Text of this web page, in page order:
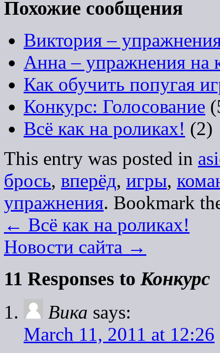
Похожие сообщения
Виктория –
Анна – упражнения на
Как обучить попугая
Конкурс: Голосование
Всё как на роликах! (2)
This entry was posted in
брось, вперёд, игры,
упражнения. Bookmark
← Всё как на роликах!
Новости сайта →
11 Responses to Конкурс
Вика says:
March 11, 2011 at 12:26